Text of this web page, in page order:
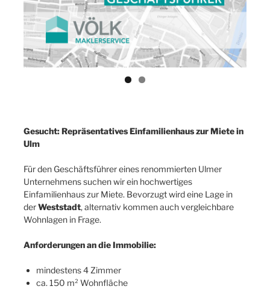
Gesucht: Repräsentatives Einfamilienhaus zur Miete in
Ulm
Für den Geschäftsführer eines renommierten Ulmer
Unternehmens suchen wir ein hochwertiges
Einfamilienhaus zur Miete. Bevorzugt wird eine Lage in
derWeststadt, alternativ kommen auch vergleichbare
Wohnlagen in Frage.
Anforderungen an die Immobilie:
mindestens 4 Zimmer
ca. 150 m² Wohnfläche